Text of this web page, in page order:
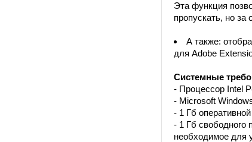
Эта функция
пропускать, но
А также:
для Adobe
Системные
- Процессор Intel
- Microsoft
- 1 Гб
- 1 Гб свободного
необходимое для